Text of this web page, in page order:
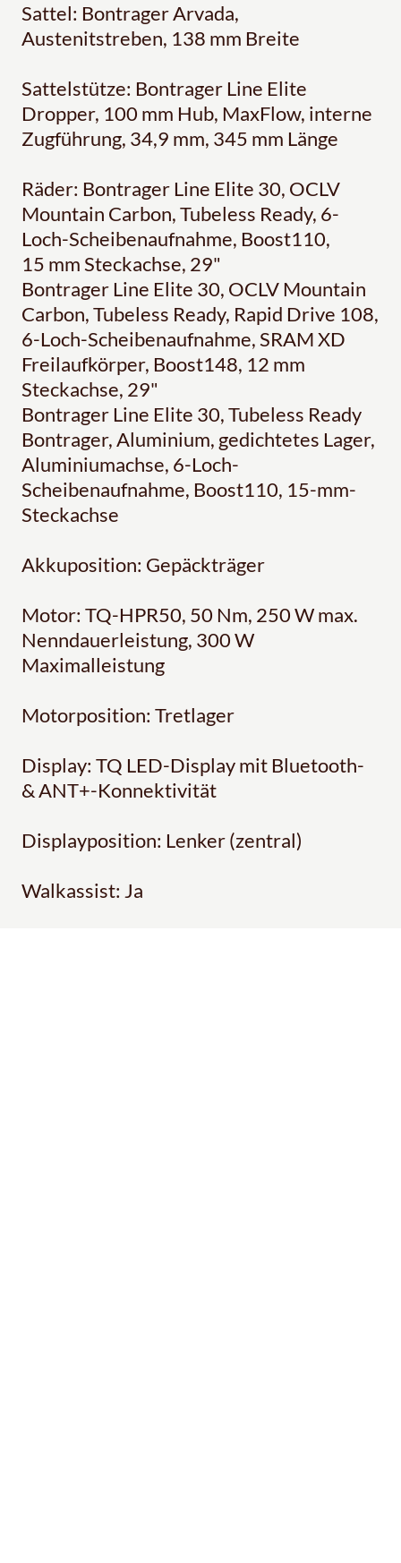
Sattel: Bontrager Arvada,
Austenitstreben, 138 mm Breite
Sattelstütze: Bontrager Line Elite
Dropper, 100 mm Hub, MaxFlow, interne
Zugführung, 34,9 mm, 345 mm Länge
Räder: Bontrager Line Elite 30, OCLV
Mountain Carbon, Tubeless Ready, 6-
Loch-Scheibenaufnahme, Boost110,
15 mm Steckachse, 29"
Bontrager Line Elite 30, OCLV Mountain
Carbon, Tubeless Ready, Rapid Drive 108,
6-Loch-Scheibenaufnahme, SRAM XD
Freilaufkörper, Boost148, 12 mm
Steckachse, 29"
Bontrager Line Elite 30, Tubeless Ready
Bontrager, Aluminium, gedichtetes Lager,
Aluminiumachse, 6-Loch-
Scheibenaufnahme, Boost110, 15-mm-
Steckachse
Akkuposition: Gepäckträger
Motor: TQ-HPR50, 50 Nm, 250 W max.
Nenndauerleistung, 300 W
Maximalleistung
Motorposition: Tretlager
Display: TQ LED-Display mit Bluetooth-
& ANT+-Konnektivität
Displayposition: Lenker (zentral)
Walkassist: Ja